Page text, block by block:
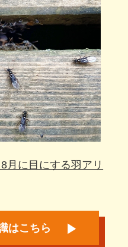
月に目にする羽アリ
はこちら